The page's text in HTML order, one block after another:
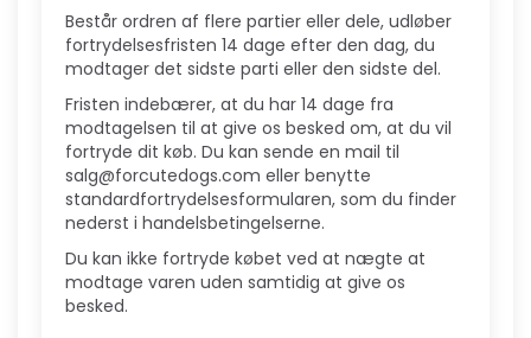
Består ordren af flere partier eller dele, udløber
fortrydelsesfristen 14 dage efter den dag, du
modtager det sidste parti eller den sidste del.
Fristen indebærer, at du har 14 dage fra
modtagelsen til at give os besked om, at du vil
fortryde dit køb. Du kan sende en mail til
salg@forcutedogs.com eller benytte
standardfortrydelsesformularen, som du finder
nederst i handelsbetingelserne.
Du kan ikke fortryde købet ved at nægte at
modtage varen uden samtidig at give os
besked.